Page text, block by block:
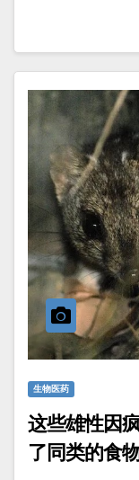
生物医药
这些雄性因
了同类的食